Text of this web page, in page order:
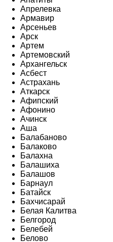
Апрелевка
Армавир
Арсеньев
Арск
Артем
Артемовский
Архангельск
Асбест
Астрахань
Аткарск
Афипский
Афонино
Ачинск
Аша
Балабаново
Балаково
Балахна
Балашиха
Балашов
Барнаул
Батайск
Бахчисарай
Белая Калитва
Белгород
Белебей
Белово